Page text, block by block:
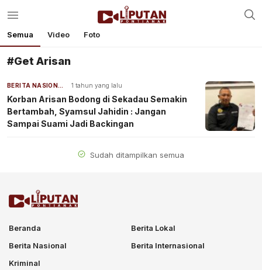
Semua Video Foto
#Get Arisan
BERITA NASIONAL 1 tahun yang lalu
Korban Arisan Bodong di Sekadau Semakin
Bertambah, Syamsul Jahidin : Jangan
Sampai Suami Jadi Backingan
Sudah ditampilkan semua
Beranda
Berita Lokal
Berita Nasional
Berita Internasional
Kriminal